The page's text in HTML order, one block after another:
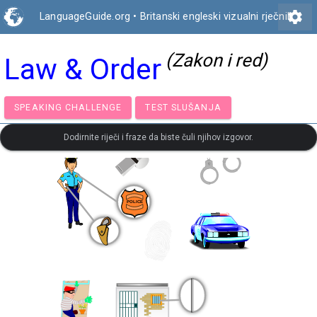
LanguageGuide.org • Britanski engleski vizualni rječniksettings
Law & Order (Zakon i red)
SPEAKING CHALLENGE TEST SLUŠANJA
Dodirnite riječi i fraze da biste čuli njihov izgovor.